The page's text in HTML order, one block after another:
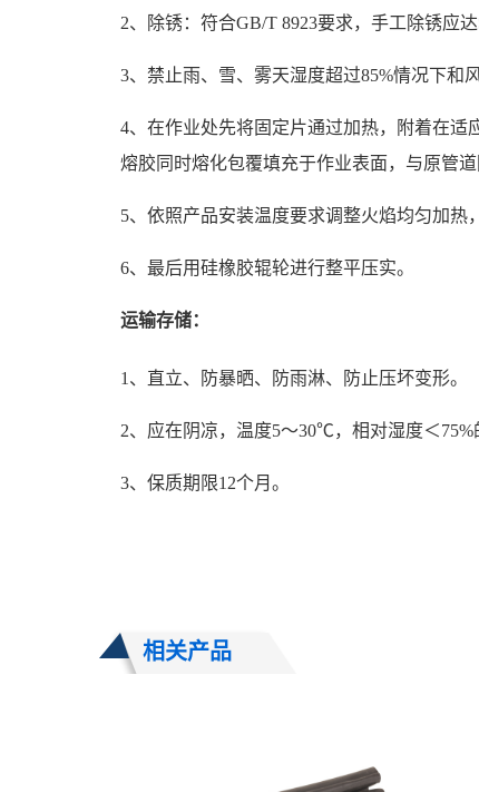
2、除锈：符合GB/T 8923要求，手工除锈应达
3、禁止雨、雪、雾天湿度超过85%情况下和
4、在作业处先将固定片通过加热，附着在
熔胶同时熔化包覆填充于作业表面，与原管
5、依照产品安装温度要求调整火焰均匀加热
6、最后用硅橡胶辊轮进行整平压实。
运输存储：
1、直立、防暴晒、防雨淋、防止压坏变形。
2、应在阴凉，温度5～30℃，相对湿度＜75%
3、保质期限12个月。
相关产品